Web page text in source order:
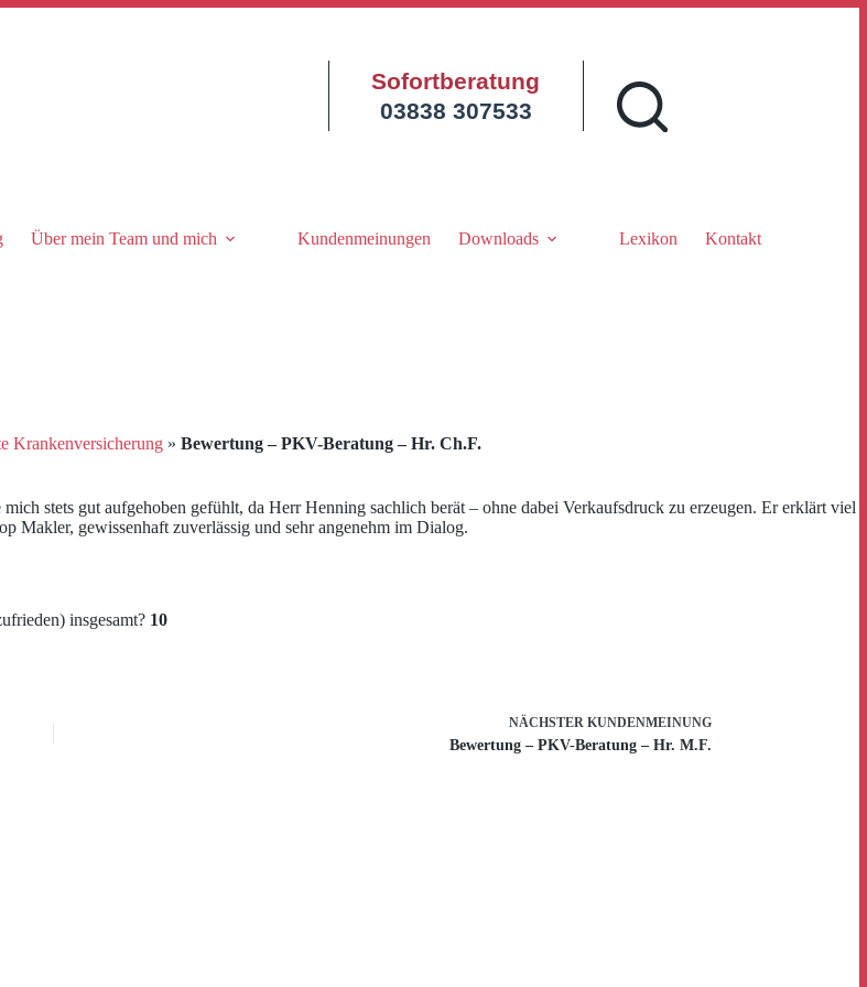
Sofortberatung
03838 307533
Über mein Team und mich Kundenmeinungen Downloads Lexikon Kontakt
Krankenversicherung » Bewertung – PKV-Beratung – Hr. Ch.F.
stets gut aufgehoben gefühlt, da Herr Henning sachlich berät – ohne dabei Verkaufsdruck zu erzeugen. Er erklärt viel
Makler, gewissenhaft zuverlässig und sehr angenehm im Dialog.
insgesamt? 10
NÄCHSTER KUNDENMEINUNG
Bewertung – PKV-Beratung – Hr. M.F.